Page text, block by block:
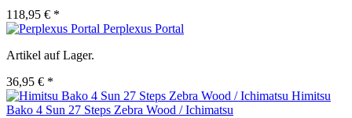
118,95 € *
Perplexus Portal
Artikel auf Lager.
36,95 € *
Himitsu
Bako 4 Sun 27 Steps Zebra Wood / Ichimatsu